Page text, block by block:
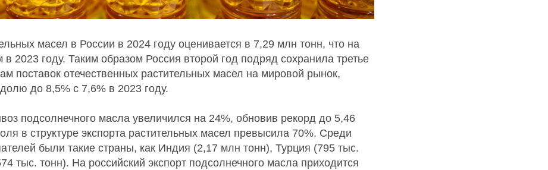
масел в России в 2024 году оценивается в 7,29 млн тонн, что на
2023 году. Таким образом Россия второй год подряд сохранила третье
поставок отечественных растительных масел на мировой рынок,
до 8,5% с 7,6% в 2023 году.
подсолнечного масла увеличился на 24%, обновив рекорд до 5,46
в структуре экспорта растительных масел превысила 70%. Среди
были такие страны, как Индия (2,17 млн тонн), Турция (795 тыс.
тыс. тонн). На российский экспорт подсолнечного масла приходится